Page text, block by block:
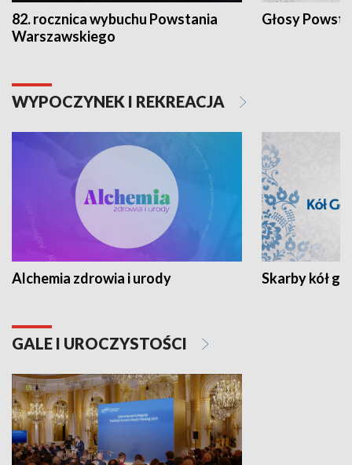
82. rocznica wybuchu Powstania
Warszawskiego
Głosy
WYPOCZYNEK I REKREACJA
Alchemia zdrowia i urody Skarby kół
GALE I UROCZYSTOŚCI